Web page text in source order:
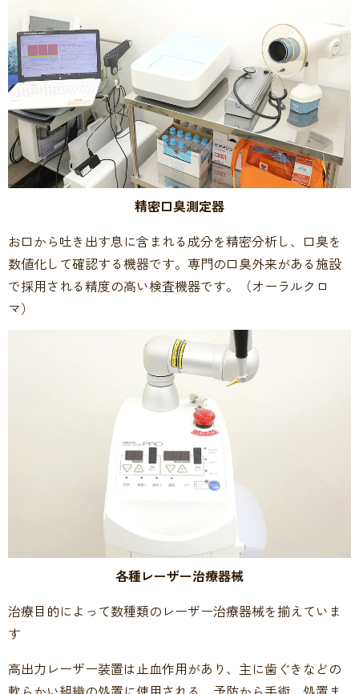
精密口臭測定器
お口から吐き出す息に含まれる成分を精密分析し、口臭を
数値化して確認する機器です。専門の口臭外来がある施設
で採用される精度の高い検査機器です。（オーラルクロ
マ）
各種レーザー治療器械
治療目的によって数種類のレーザー治療器械を揃えていま
す
高出力レーザー装置は止血作用があり、主に歯ぐきなどの